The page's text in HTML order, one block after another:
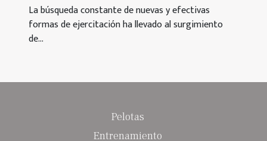
La búsqueda constante de nuevas y efectivas
formas de ejercitación ha llevado al surgimiento
de...
Pelotas
Entrenamiento